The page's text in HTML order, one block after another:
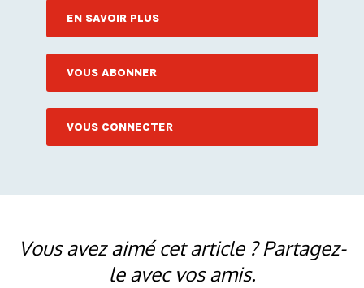
EN SAVOIR PLUS
VOUS ABONNER
VOUS CONNECTER
Vous avez aimé cet article ? Partagez-
le avec vos amis.